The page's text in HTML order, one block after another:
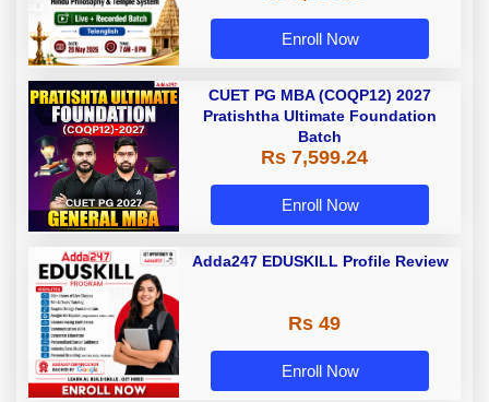
Enroll Now
CUET PG MBA (COQP12) 2027
Pratishtha Ultimate Foundation
Batch
Rs 7,599.24
Enroll Now
Adda247 EDUSKILL Profile Review
Rs 49
Enroll Now